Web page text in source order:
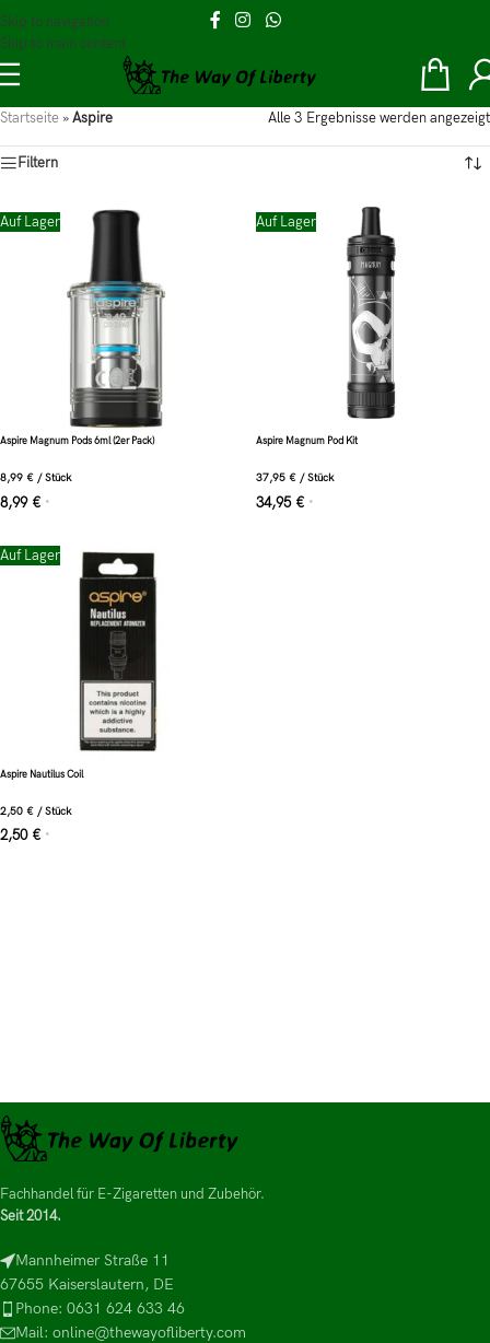
Skip to navigation
Skip to main content
Startseite »Aspire Alle 3 Ergebnisse werden angezeigt
Filtern
Auf Lager
Aspire Magnum Pods 6ml (2er Pack)
8,99 € /Stück
8,99 € *
Auf Lager
Aspire Magnum Pod Kit
37,95 € /Stück
34,95 € *
Auf Lager
Aspire Nautilus Coil
2,50 € /Stück
2,50 € *
Fachhandel für E-Zigaretten und Zubehör.
Seit 2014.
Mannheimer Straße 11
67655 Kaiserslautern, DE
Phone: 0631 624 633 46
Mail: online@thewayofliberty.com